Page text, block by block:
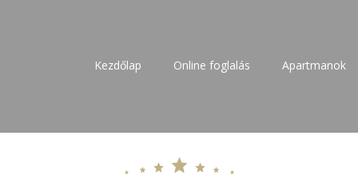
– kiadó szállás 27 főre
Kezdőlap Online foglalás Apartmanok